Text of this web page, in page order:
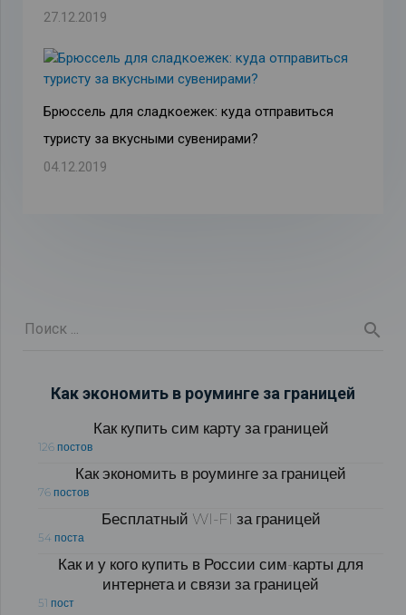
27.12.2019
Брюссель для сладкоежек: куда отправиться
туристу за вкусными сувенирами?
04.12.2019
Как экономить в роуминге за границей
Как купить сим карту за границей
126 постов
Как экономить в роуминге за границей
76 постов
Бесплатный WI-FI за границей
54 поста
Как и у кого купить в России сим-карты для
интернета и связи за границей
51 пост